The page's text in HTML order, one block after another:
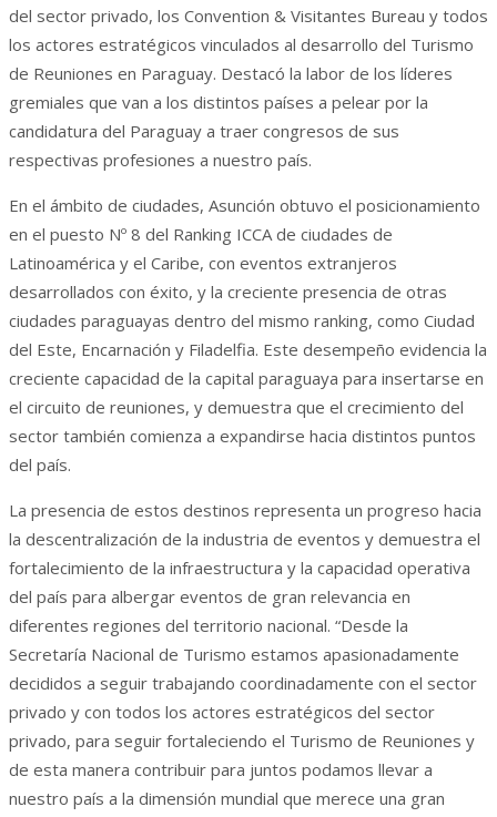
del sector privado, los Convention & Visitantes Bureau y todos
los actores estratégicos vinculados al desarrollo del Turismo
de Reuniones en Paraguay. Destacó la labor de los líderes
gremiales que van a los distintos países a pelear por la
candidatura del Paraguay a traer congresos de sus
respectivas profesiones a nuestro país.
En el ámbito de ciudades, Asunción obtuvo el posicionamiento
en el puesto Nº 8 del Ranking ICCA de ciudades de
Latinoamérica y el Caribe, con eventos extranjeros
desarrollados con éxito, y la creciente presencia de otras
ciudades paraguayas dentro del mismo ranking, como Ciudad
del Este, Encarnación y Filadelfia. Este desempeño evidencia la
creciente capacidad de la capital paraguaya para insertarse en
el circuito de reuniones, y demuestra que el crecimiento del
sector también comienza a expandirse hacia distintos puntos
del país.
La presencia de estos destinos representa un progreso hacia
la descentralización de la industria de eventos y demuestra el
fortalecimiento de la infraestructura y la capacidad operativa
del país para albergar eventos de gran relevancia en
diferentes regiones del territorio nacional. “Desde la
Secretaría Nacional de Turismo estamos apasionadamente
decididos a seguir trabajando coordinadamente con el sector
privado y con todos los actores estratégicos del sector
privado, para seguir fortaleciendo el Turismo de Reuniones y
de esta manera contribuir para juntos podamos llevar a
nuestro país a la dimensión mundial que merece una gran